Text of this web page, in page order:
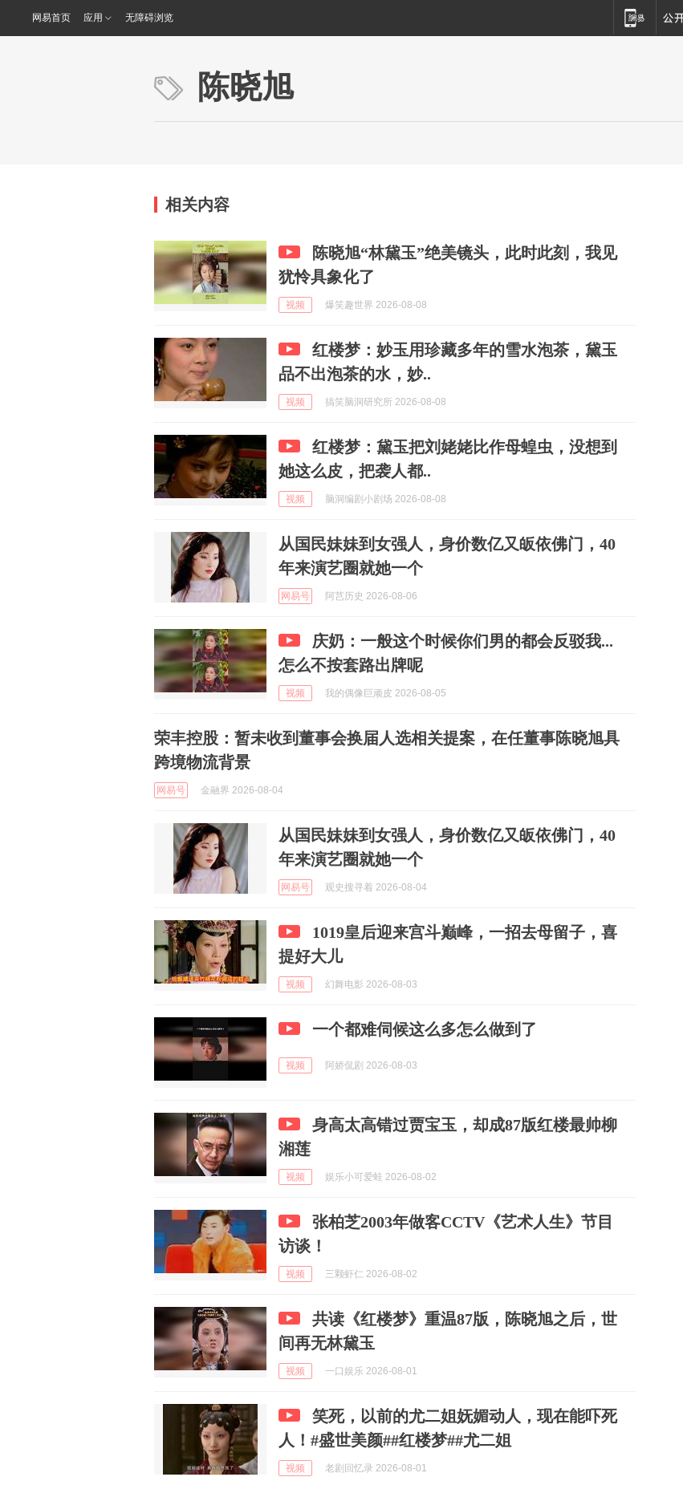
网易首页 应用 无障碍浏览
陈晓旭
相关内容
陈晓旭“林黛玉”绝美镜头，此时此刻，我见
犹怜具象化了
视频 爆笑趣世界 2026-08-08
红楼梦：妙玉用珍藏多年的雪水泡茶，黛玉
品不出泡茶的水，妙..
视频 搞笑脑洞研究所 2026-08-08
红楼梦：黛玉把刘姥姥比作母蝗虫，没想到
她这么皮，把袭人都..
视频 脑洞编剧小剧场 2026-08-08
从国民妹妹到女强人，身价数亿又皈依佛门，40
年来演艺圈就她一个
网易号 阿芑历史 2026-08-06
庆奶：一般这个时候你们男的都会反驳我...
怎么不按套路出牌呢
视频 我的偶像巨顽皮 2026-08-05
荣丰控股：暂未收到董事会换届人选相关提案，在任董事陈晓旭具
跨境物流背景
网易号 金融界 2026-08-04
从国民妹妹到女强人，身价数亿又皈依佛门，40
年来演艺圈就她一个
网易号 观史搜寻着 2026-08-04
1019皇后迎来宫斗巅峰，一招去母留子，喜
提好大儿
视频 幻舞电影 2026-08-03
一个都难伺候这么多怎么做到了
视频 阿娇侃剧 2026-08-03
身高太高错过贾宝玉，却成87版红楼最帅柳
湘莲
视频 娱乐小可爱蛙 2026-08-02
张柏芝2003年做客CCTV《艺术人生》节目
访谈！
视频 三颗虾仁 2026-08-02
共读《红楼梦》重温87版，陈晓旭之后，世
间再无林黛玉
视频 一口娱乐 2026-08-01
笑死，以前的尤二姐妩媚动人，现在能吓死
人！#盛世美颜##红楼梦##尤二姐
视频 老剧回忆录 2026-08-01